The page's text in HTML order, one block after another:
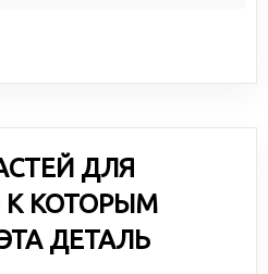
ДЛЯ
КОТОРЫМ
ДЕТАЛЬ